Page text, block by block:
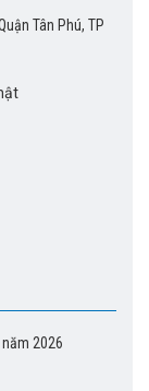
Tân Phú, TP
2026